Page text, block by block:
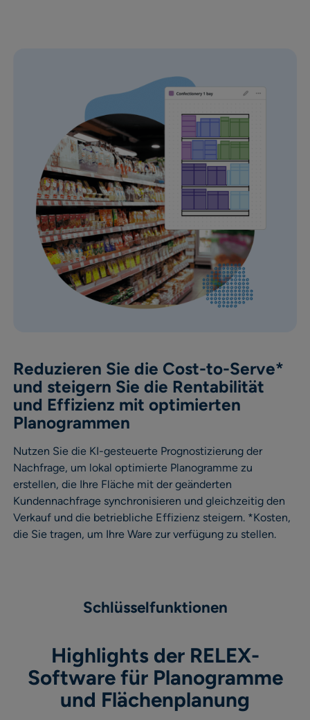
Reduzieren Sie die Cost-to-Serve*
und steigern Sie die Rentabilität
und Effizienz mit optimierten
Planogrammen​
Nutzen Sie die KI-gesteuerte Prognostizierung der
Nachfrage, um lokal optimierte Planogramme zu
erstellen, die Ihre Fläche mit der geänderten
Kundennachfrage synchronisieren und gleichzeitig den
Verkauf und die betriebliche Effizienz steigern. *Kosten,
die Sie tragen, um Ihre Ware zur verfügung zu stellen.​
Schlüsselfunktionen
Highlights der RELEX-
Software für Planogramme
und Flächenplanung